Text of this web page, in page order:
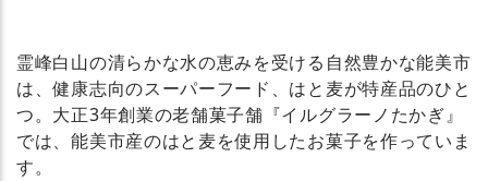
霊峰白山の清らかな水の恵みを受ける自然豊かな能美市
は、健康志向のスーパーフード、はと麦が特産品のひと
つ。大正3年創業の老舗菓子舗『イルグラーノたかぎ』
では、能美市産のはと麦を使用したお菓子を作っていま
す。